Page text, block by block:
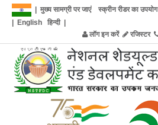
मुख्य सामग्री पर जाएं स्क्रीन रीडर का उपयोग
English हिन्दी|
लॉग इन करें
रजिस्टर